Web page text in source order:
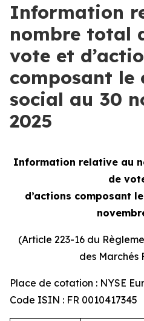
Information
nombre total
vote et
composant le
social au 30
2025
Information relative au
de
d’actions composant
(Article 223-16 du
des Marchés
Place de cotation : NYSE
Code ISIN : FR 0010417345